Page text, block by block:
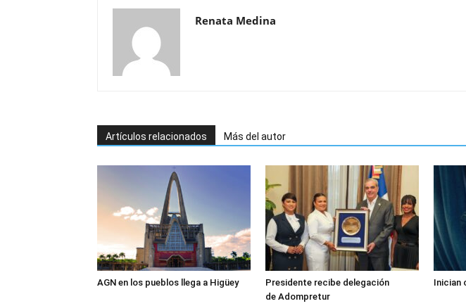
Renata Medina
Artículos relacionados Más del autor
AGN en los pueblos llega a Higüey
Presidente recibe delegación
de Adompretur
Inician